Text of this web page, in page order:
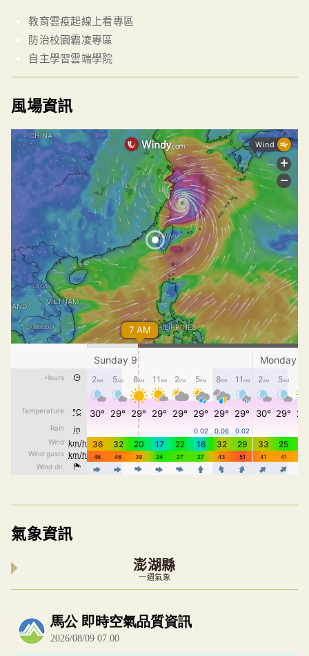
教育雲疫起線上看專區
防治校園霸凌專區
自主學習雲端學院
風場資訊
氣象資訊
澎湖縣
一週氣象
內嵌空氣品質小工具為視覺預覽，完整即時空